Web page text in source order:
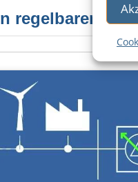
regelbaren